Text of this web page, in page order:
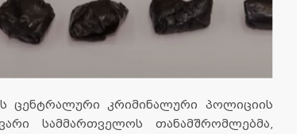
ცენტრალური კრიმინალური პოლიციის
სამმართველოს თანამშრომლებმა,